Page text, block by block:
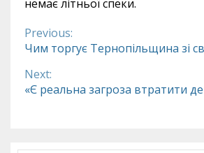
немає літньої спеки.
Continue
Reading
Previous:
Чим торгує Тернопільщина зі
Next:
«Є реальна загроза втратити